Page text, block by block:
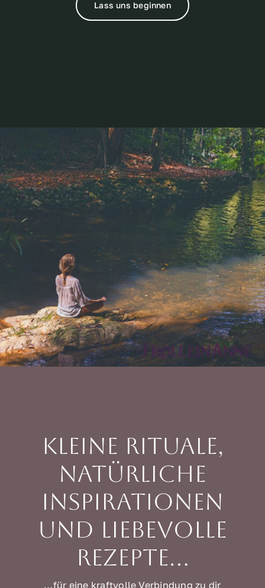
Lass uns beginnen
Kleine Rituale,
natürliche
Inspirationen
und liebevolle
Rezepte…
…für eine kraftvolle Verbindung zu dir